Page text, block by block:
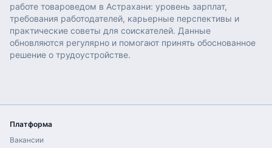
работе товароведом в Астрахани: уровень зарплат,
требования работодателей, карьерные перспективы и
практические советы для соискателей. Данные
обновляются регулярно и помогают принять обоснованное
решение о трудоустройстве.
Платформа
Вакансии